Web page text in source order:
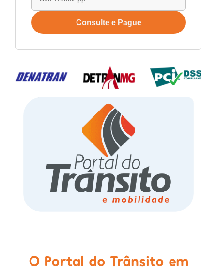
Consulte e Pague
O Portal do Trânsito em